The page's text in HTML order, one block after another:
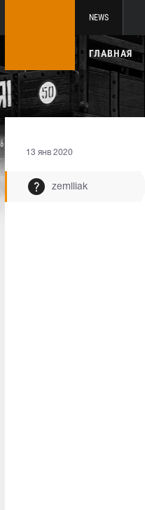
NEWS
ГЛАВНАЯ
13 янв 2020
zemlliak